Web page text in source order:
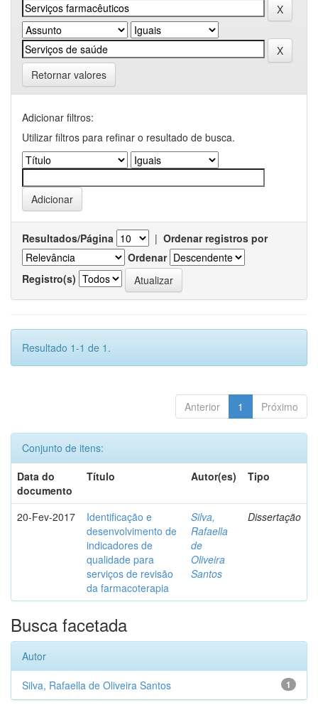
Retornar valores
Adicionar filtros:
Utilizar filtros para refinar o resultado de busca.
Resultados/Página | Ordenar registros por
Ordenar
Registro(s)
Resultado 1-1 de 1.
Anterior 1 Próximo
Conjunto de itens:
Data do
documento
Título Autor(es) Tipo
20-Fev-2017
Identificação e
desenvolvimento de
indicadores de
qualidade para
serviços de revisão
da farmacoterapia
Silva,
Rafaella
de
Oliveira
Santos
Dissertação
Busca facetada
Autor
1
Silva, Rafaella de Oliveira Santos